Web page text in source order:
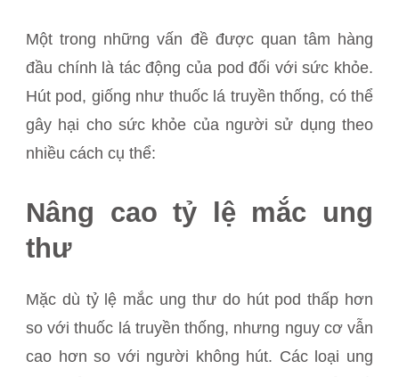
Một trong những vấn đề được quan tâm hàng
đầu chính là tác động của pod đối với sức khỏe.
Hút pod, giống như thuốc lá truyền thống, có thể
gây hại cho sức khỏe của người sử dụng theo
nhiều cách cụ thể:
Nâng cao tỷ lệ mắc ung
thư
Mặc dù tỷ lệ mắc ung thư do hút pod thấp hơn
so với thuốc lá truyền thống, nhưng nguy cơ vẫn
cao hơn so với người không hút. Các loại ung